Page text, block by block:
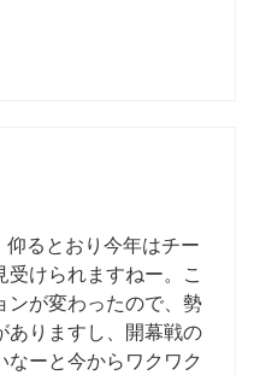
るとおり今年はチー
けられますねー。こ
ンが変わったので、勢
ありますし、開幕戦の
ーと今からワクワク